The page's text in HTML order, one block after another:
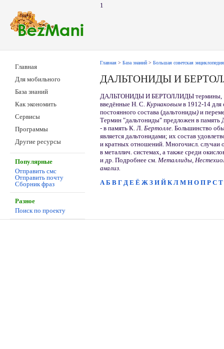
1
Главная
Для мобильного
База знаний
Как экономить
Сервисы
Программы
Другие ресурсы
Популярные
Отправить смс
Отправить почту
Сборник фраз
Разное
Поиск по проекту
Главная > База знаний > Большая советская энциклопедия
ДАЛЬТОНИДЫ И
ДАЛЬТОНИДЫ И БЕРТОЛЛИДЫ термины,
введённые Н. С. Курнаковым в 1912-14 для
постоянного состава (дальтониды) и
Термин "дальтониды" предложен в память
- в память К. Л. Бертолле. Большинство
является дальтонидами; их состав
и кратных отношений. Многочисл. случаи
в металлич. системах, а также среди
и др. Подробнее см. Металлиды,
анализ.
А Б В Г Д Е Ё Ж З И Й К Л М Н О П Р С Т